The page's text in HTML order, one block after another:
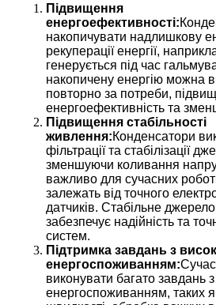
Підвищення
енергоефективності:
накопичувати надлишкову
рекуперації енергії,
генерується під час
накопичену енергію можна
повторно за потреби,
енергоефективність та
Підвищення стабільності
живлення:Конденсатори
фільтрації та стабілізації
зменшуючи коливання
важливо для сучасних
залежать від точного
датчиків. Стабільне
забезпечує надійність та
систем.
Підтримка завдань з
енергоспоживанням:
виконувати багато завдань
енергоспоживанням, таких